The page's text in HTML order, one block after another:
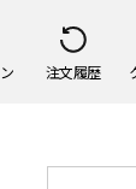
注文履歴